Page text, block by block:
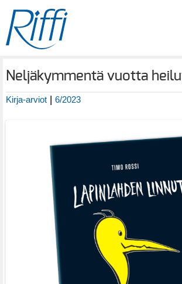
Neljäkymmentä vuotta
Kirja-arviot | 6/2023